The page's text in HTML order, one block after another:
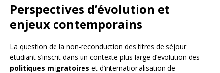
Perspectives d’évolution et
enjeux contemporains
La question de la non-reconduction des titres de séjour
étudiant s’inscrit dans un contexte plus large d’évolution des
politiques migratoires et d’internationalisation de